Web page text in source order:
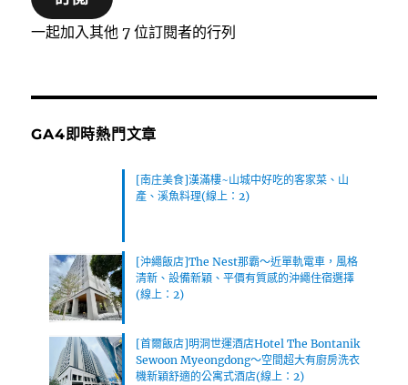
位
一起加入其他 7 位訂閱者的行列
GA4即時熱門文章
[南庄美食]漢滿樓~山城中好吃的客家菜、山
產、溪魚料理(線上：2)
[沖繩飯店]The Nest那霸～近單軌電車，風格
清新、設備新穎、平價有質感的沖繩住宿選擇
(線上：2)
[首爾飯店]明洞世運酒店Hotel The Bontanik
Sewoon Myeongdong～空間超大有廚房洗衣
機新穎舒適的公寓式酒店(線上：2)